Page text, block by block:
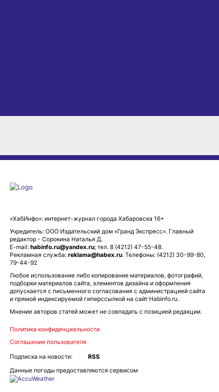
«ХабИнфо»: интернет-журнал города Хабаровска 16+
Учредитель: ООО Издательский дом «Гранд Экспресс». Главный
редактор - Сорокина Наталья Д.
E-mail: habinfo.ru@yandex.ru; тел. 8 (4212) 47-55-48.
Рекламная служба: reklama@habex.ru. Телефоны: (4212) 30-99-80,
79-44-92
Любое использование либо копирование материалов, фотографий,
подборки материалов сайта, элементов дизайна и оформления
допускается с письменного согласования с администрацией сайта
и прямой индексируемой гиперссылкой на сайт Habinfo.ru.
Мнение авторов статей может не совпадать с позицией редакции.
Политика конфиденциальности
Соглашение пользователя
Подписка на новости:
RSS
Данные погоды предоставляются сервисом